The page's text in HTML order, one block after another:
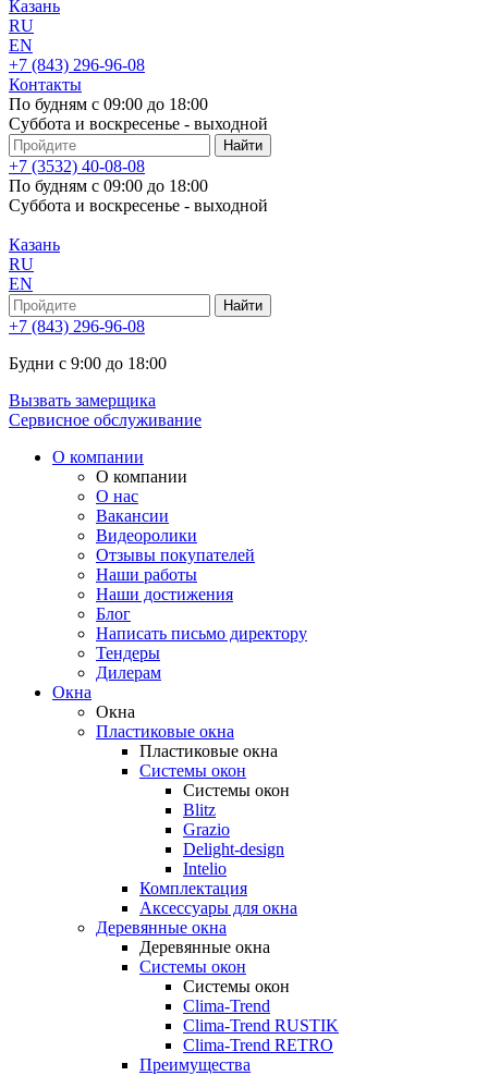
Казань
RU
EN
+7 (843) 296-96-08
Контакты
По будням с 09:00 до 18:00
Суббота и воскресенье - выходной
+7 (3532) 40-08-08
По будням с 09:00 до 18:00
Суббота и воскресенье - выходной
Казань
RU
EN
+7 (843) 296-96-08
Будни с 9:00 до 18:00
Вызвать замерщика
Сервисное обслуживание
О компании
О компании
О нас
Вакансии
Видеоролики
Отзывы покупателей
Наши работы
Наши достижения
Блог
Написать письмо директору
Тендеры
Дилерам
Окна
Окна
Пластиковые окна
Пластиковые окна
Системы окон
Системы окон
Blitz
Grazio
Delight-design
Intelio
Комплектация
Аксессуары для окна
Деревянные окна
Деревянные окна
Системы окон
Системы окон
Clima-Trend
Clima-Trend RUSTIK
Clima-Trend RETRO
Преимущества